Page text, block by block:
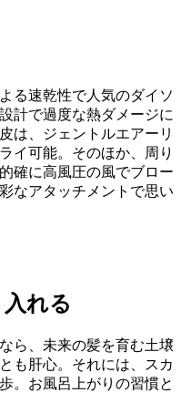
る速乾性で人気のダイソ
計で過度な熱ダメージに
は、ジェントルエアーリ
イ可能。そのほか、周り
確に高風圧の風でブロー
なアタッチメントで思い
れる
ら、未来の髪を育む土壌
も肝心。それには、スカ
。お風呂上がりの習慣と